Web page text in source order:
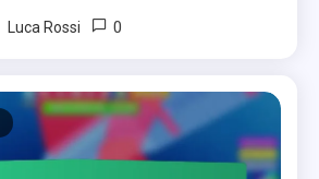
Luca Rossi 0